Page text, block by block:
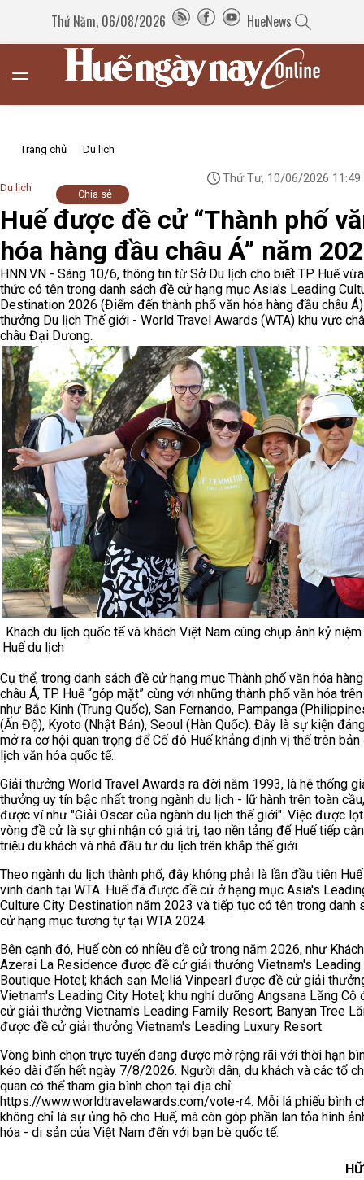
Thứ Năm, 06/08/2026 HueNews
Trang chủ Du lịch
Du lịch
Thứ Tư, 10/06/2026 11:49
Chia sẻ
Huế được đề cử “Thành phố
hóa hàng đầu châu Á” năm
HNN.VN - Sáng 10/6, thông tin từ Sở Du lịch cho biết TP. Huế
thức có tên trong danh sách đề cử hạng mục Asia's Leading
Destination 2026 (Điểm đến thành phố văn hóa hàng đầu châu
thưởng Du lịch Thế giới - World Travel Awards (WTA) khu vực
châu Đại Dương.
Khách du lịch quốc tế và khách Việt Nam cùng chụp ảnh kỷ
Huế du lịch
Cụ thể, trong danh sách đề cử hạng mục Thành phố văn hóa
châu Á, TP. Huế “góp mặt” cùng với những thành phố văn hóa
như Bắc Kinh (Trung Quốc), San Fernando, Pampanga
(Ấn Độ), Kyoto (Nhật Bản), Seoul (Hàn Quốc). Đây là sự kiện
mở ra cơ hội quan trọng để Cố đô Huế khẳng định vị thế trên bản
lịch văn hóa quốc tế.
Giải thưởng World Travel Awards ra đời năm 1993, là hệ thống
thưởng uy tín bậc nhất trong ngành du lịch - lữ hành trên toàn
được ví như "Giải Oscar của ngành du lịch thế giới". Việc được
vòng đề cử là sự ghi nhận có giá trị, tạo nền tảng để Huế tiếp
triệu du khách và nhà đầu tư du lịch trên khắp thế giới.
Theo ngành du lịch thành phố, đây không phải là lần đầu tiên
vinh danh tại WTA. Huế đã được đề cử ở hạng mục Asia's
Culture City Destination năm 2023 và tiếp tục có tên trong danh
cử hạng mục tương tự tại WTA 2024.
Bên cạnh đó, Huế còn có nhiều đề cử trong năm 2026, như
Azerai La Residence được đề cử giải thưởng Vietnam's Leading
Boutique Hotel; khách sạn Meliá Vinpearl được đề cử giải
Vietnam's Leading City Hotel; khu nghỉ dưỡng Angsana Lăng Cô
cử giải thưởng Vietnam's Leading Family Resort; Banyan Tree
được đề cử giải thưởng Vietnam's Leading Luxury Resort.
Vòng bình chọn trực tuyến đang được mở rộng rãi với thời hạn
kéo dài đến hết ngày 7/8/2026. Người dân, du khách và các tổ
quan có thể tham gia bình chọn tại địa chỉ:
https://www.worldtravelawards.com/vote-r4. Mỗi lá phiếu bình
không chỉ là sự ủng hộ cho Huế, mà còn góp phần lan tỏa hình
hóa - di sản của Việt Nam đến với bạn bè quốc tế.